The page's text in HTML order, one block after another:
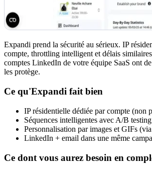
Expandi prend la sécurité au sérieux. IP
compte, throttling intelligent et délais
comptes LinkedIn de votre équipe SaaS ont
les protège.
Ce qu'Expandi fait bien
IP résidentielle dédiée par compte (non
Séquences intelligentes avec A/B testing
Personnalisation par images et GIFs
LinkedIn + email dans une même
Ce dont vous aurez besoin en